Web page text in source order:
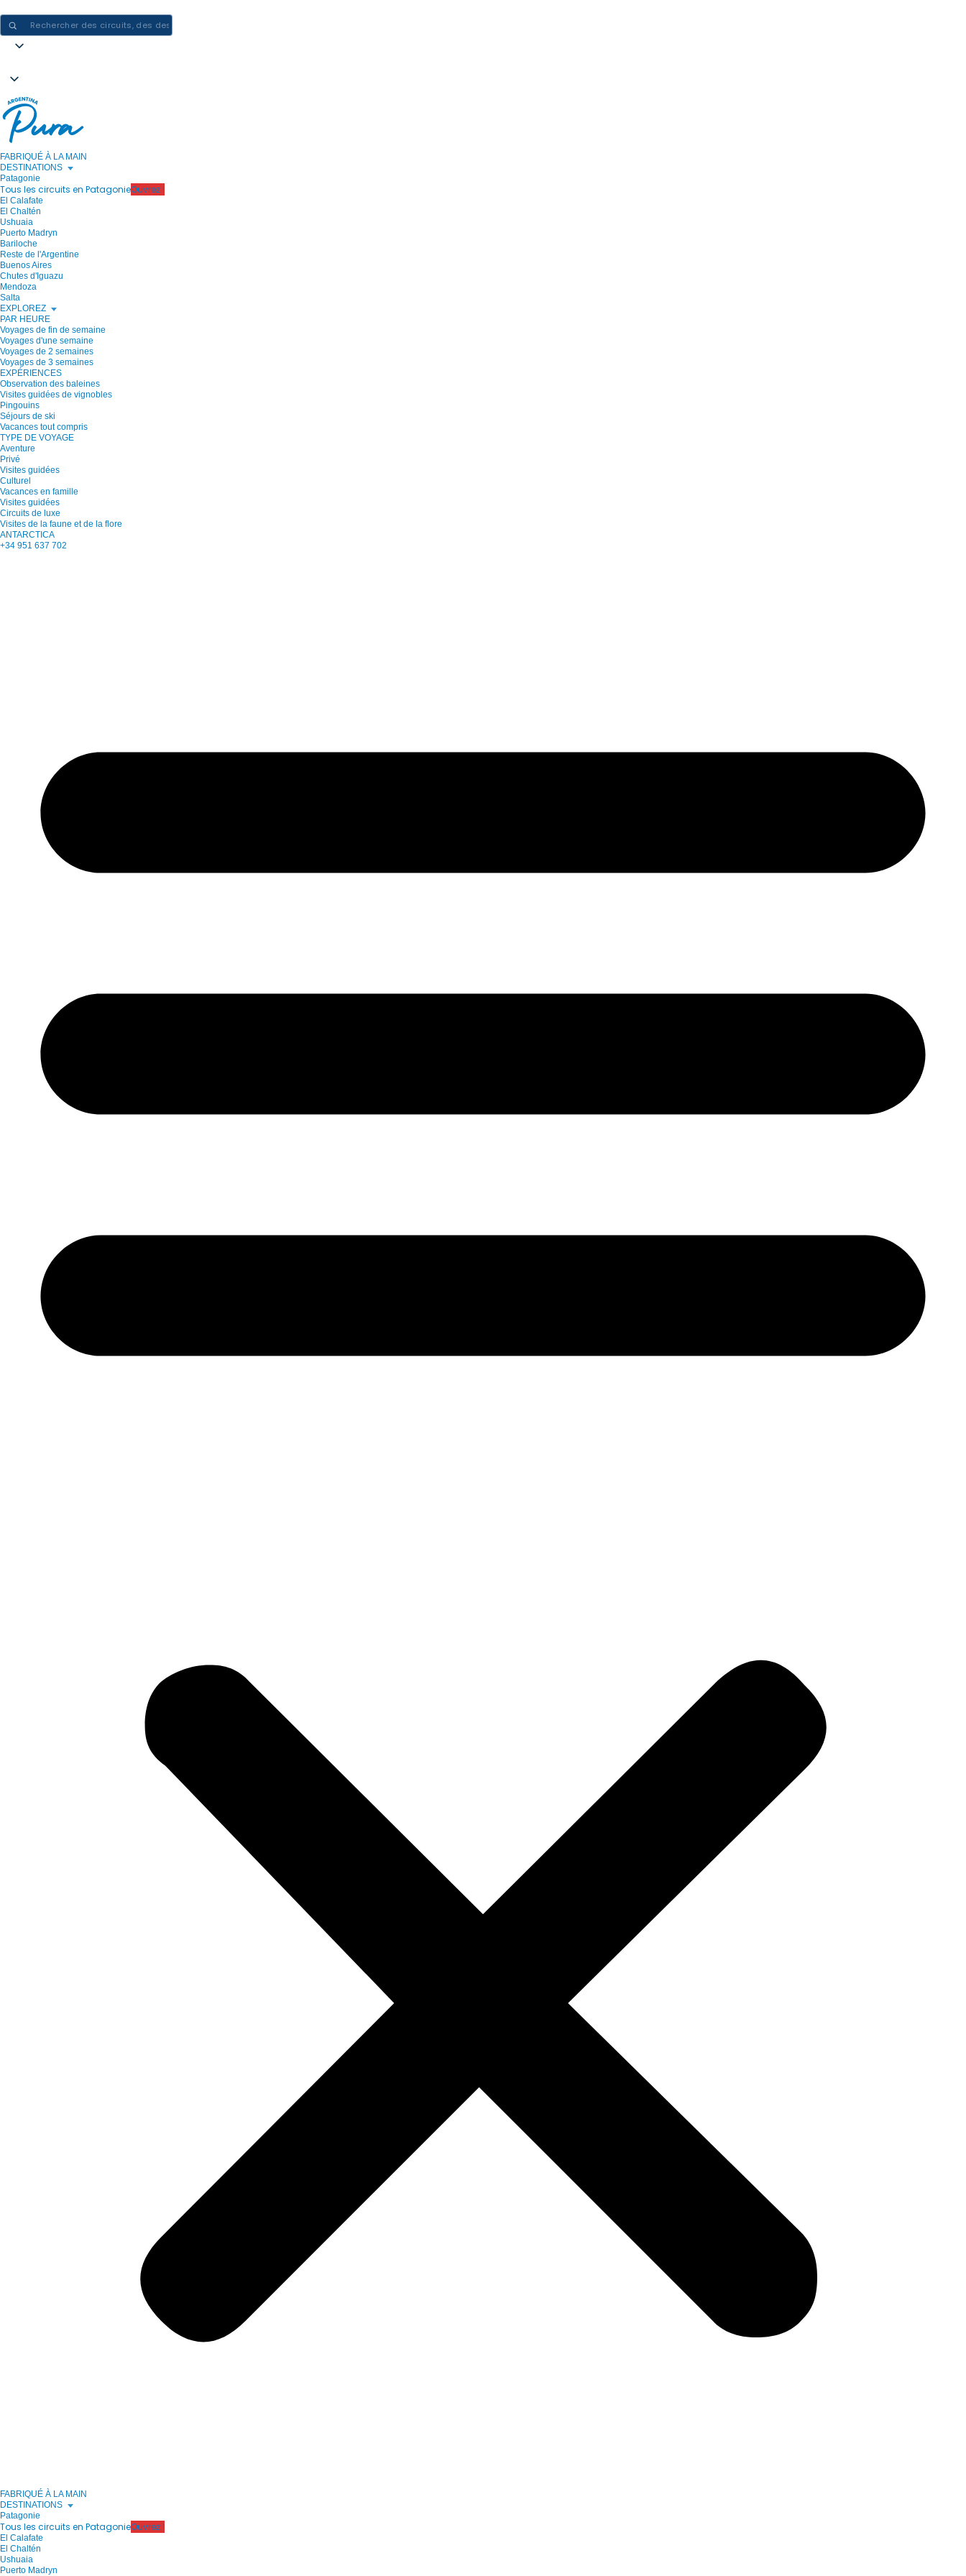
FABRIQUÉ À LA MAIN
DESTINATIONS
Patagonie
Tous les circuits en PatagonieOuvrez !
El Calafate
El Chaltén
Ushuaia
Puerto Madryn
Bariloche
Reste de l'Argentine
Buenos Aires
Chutes d'Iguazu
Mendoza
Salta
EXPLOREZ
PAR HEURE
Voyages de fin de semaine
Voyages d'une semaine
Voyages de 2 semaines
Voyages de 3 semaines
EXPÉRIENCES
Observation des baleines
Visites guidées de vignobles
Pingouins
Séjours de ski
Vacances tout compris
TYPE DE VOYAGE
Aventure
Privé
Visites guidées
Culturel
Vacances en famille
Visites guidées
Circuits de luxe
Visites de la faune et de la flore
ANTARCTICA
+34 951 637 702
FABRIQUÉ À LA MAIN
DESTINATIONS
Patagonie
Tous les circuits en PatagonieOuvrez !
El Calafate
El Chaltén
Ushuaia
Puerto Madryn